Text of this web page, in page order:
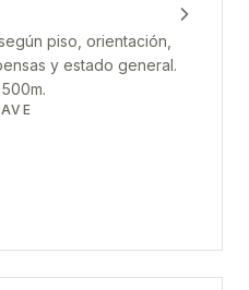
piso, orientación,
y estado general.